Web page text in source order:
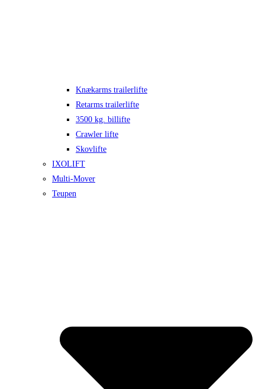
Knækarms trailerlifte
Retarms trailerlifte
3500 kg. billifte
Crawler lifte
Skovlifte
IXOLIFT
Multi-Mover
Teupen